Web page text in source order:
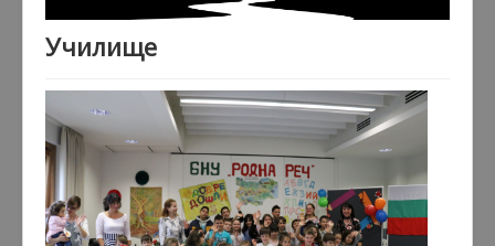
Народни танци
Гaлерия
Контакт
Училище